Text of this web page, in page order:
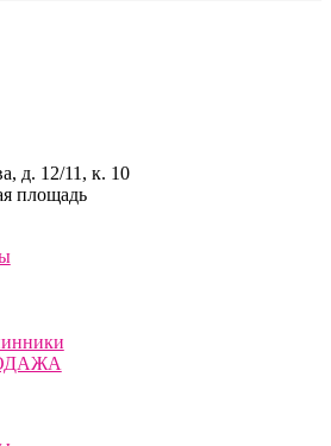
д. 12/11, к. 10
площадь